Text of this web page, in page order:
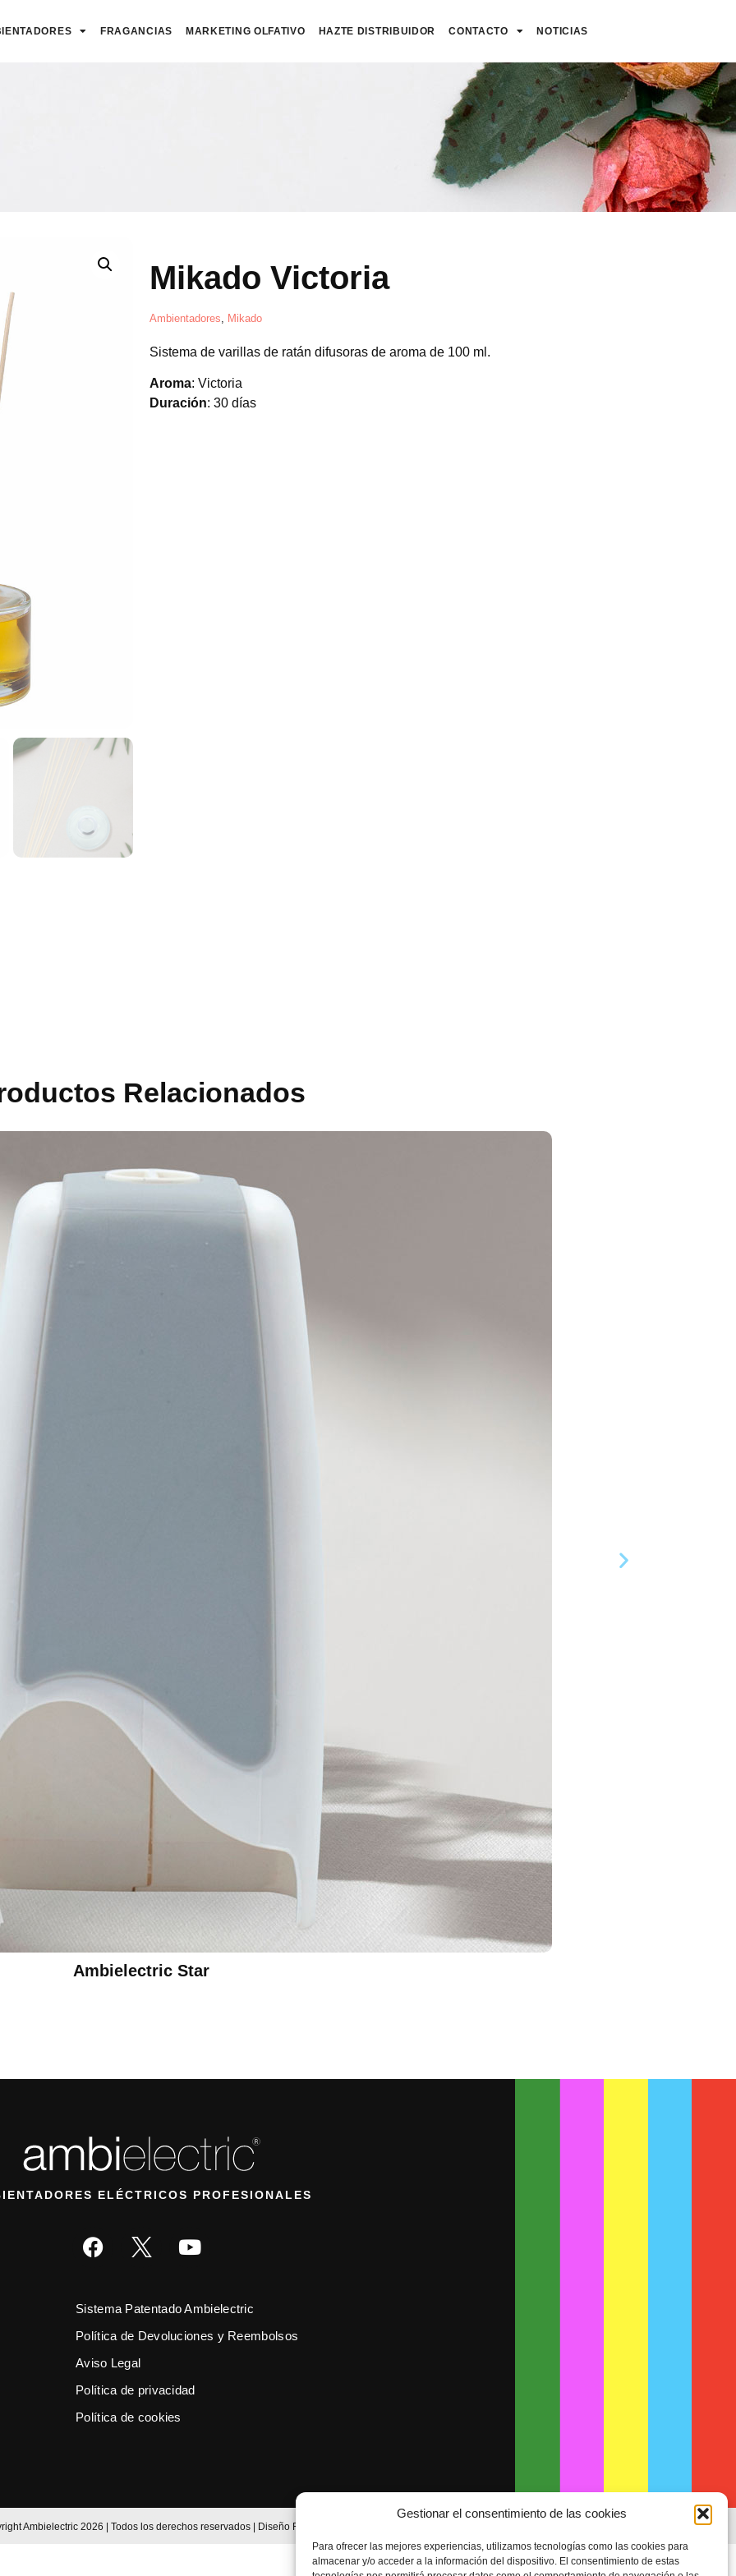
Gestionar el consentimiento de las cookies
Para ofrecer las mejores experiencias, utilizamos tecnologías como las cookies para
almacenar y/o acceder a la información del dispositivo. El consentimiento de estas
FRAGANCIAS MARKETING OLFATIVO HAZTE DISTRIBUIDOR CONTACTO NOTICIAS
Mikado Victoria
Ambientadores, Mikado
Sistema de varillas de ratán difusoras de aroma de 100 ml.
Aroma: Victoria
Duración: 30 días
Relacionados
Ambielectric Star
ELÉCTRICOS PROFESIONALES
Sistema Patentado Ambielectric
Política de Devoluciones y Reembolsos
Aviso Legal
Política de privacidad
Política de cookies
Ambielectric 2026 | Todos los derechos reservados | Diseño FG